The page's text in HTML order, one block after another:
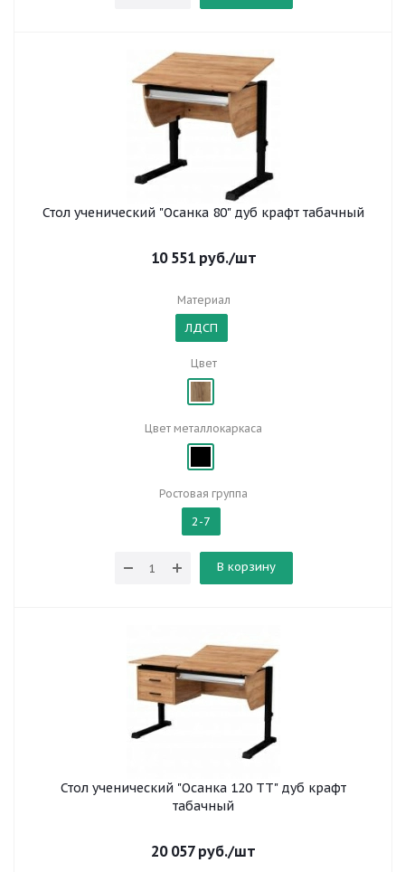
Стол ученический "Осанка 80" дуб крафт табачный
10 551руб./шт
Материал
ЛДСП
Цвет
Цвет металлокаркаса
Ростовая группа
2-7
В корзину
Стол ученический "Осанка 120 ТТ" дуб крафт
табачный
20 057руб./шт